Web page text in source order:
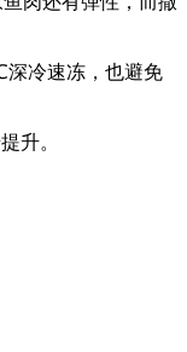
冷速冻，也避免
升。